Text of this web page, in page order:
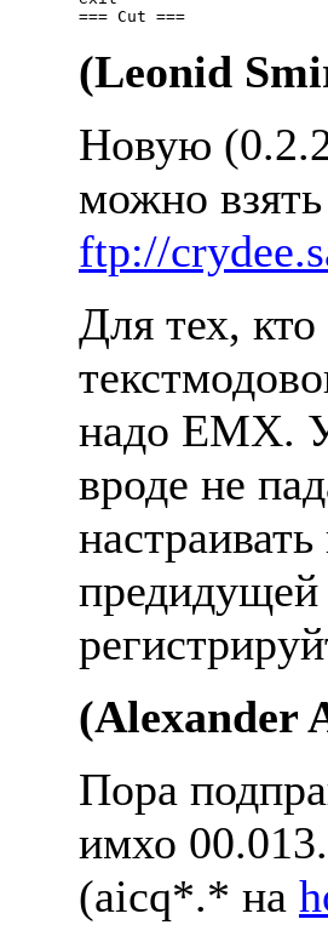
(Leonid
Hовую
можно взять
ftp://
Для тех,
надо EMX.
вpоде не
пpедидущей
(Alexander
Пора
имхо 00.013.
(aicq*.* на